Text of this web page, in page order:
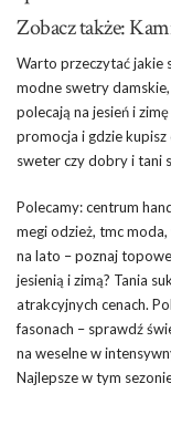
Zobacz także:
Warto przeczytać jakie
modne swetry
polecają na jesień i
promocja i gdzie
sweter czy dobry i tani
Polecamy: centrum
megi odzież, tmc
na lato – poznaj
jesienią i zimą? Tania
atrakcyjnych cenach.
fasonach – sprawdź
na weselne w
Najlepsze w tym